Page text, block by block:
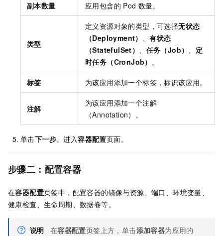
副本数量 应用包含的 Pod 数量。
类型
定义资源对象的类型，可选择无状态
（Deployment） 、有状态
（StatefulSet） 、 任务（Job） 、 定
时任务（CronJob） 。
标签 为该应用添加一个标签，标识该应用。
注解
为该应用添加一个注解
（Annotation）。
单击下一步。进入容器配置页面。
步骤二：配置容器
在容器配置页签中，配置容器的镜像与资源、端口、环境变量、
健康检查、生命周期、数据卷等。
说明 在容器配置页签上方，单击添加容器为应用的